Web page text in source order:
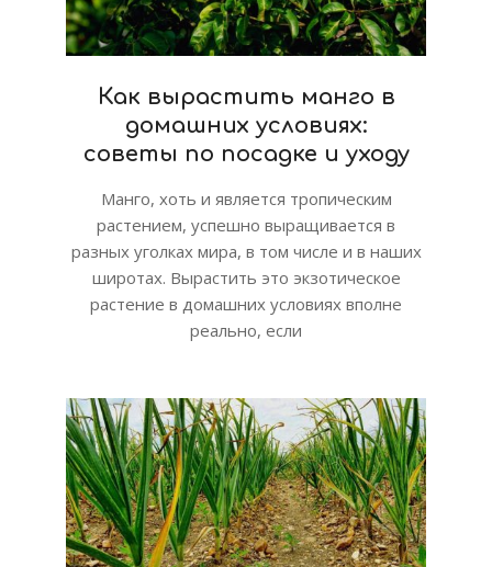
Как вырастить манго в
домашних условиях:
советы по посадке и уходу
Манго, хоть и является тропическим
растением, успешно выращивается в
разных уголках мира, в том числе и в наших
широтах. Вырастить это экзотическое
растение в домашних условиях вполне
реально, если